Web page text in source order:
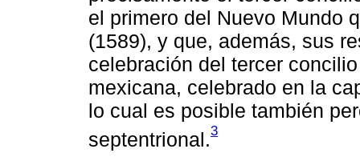
el primero del Nuevo Mundo
(1589), y que, además, sus
celebración del tercer
mexicana, celebrado en la
lo cual es posible también
septentrional.3